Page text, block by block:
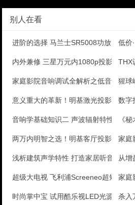
别人在看
进阶的选择 马兰士SR5008功放 低价
内外兼修 三星万元内1080p投影美图秀
THX
家庭影院音响调试全解析之低音炮的设
猩球
意义重大的革新！明基激光投影机评测
数字
音响学基础知识二 声波辐射特性与声
《
两万内明智之选！明基客厅投影机评测
家庭
浅析建筑声学特性 打造家居听音香舍
从增
超级大电视 飞利浦Screeneo超短焦投
家庭
时尚掌中宝 试用酷乐视LED光源投影机
杀入